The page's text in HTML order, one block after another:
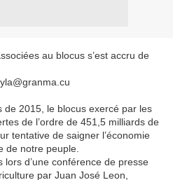
au blocus s’est accru de
de 2015, le blocus exercé par les
de l’ordre de 451,5 milliards de
tentative de saigner l’économie
de notre peuple.
d’une conférence de presse
par Juan José Leon,